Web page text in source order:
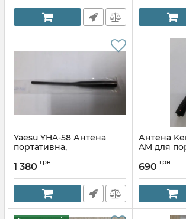
Yaesu YHA-58 Антена
портативна,
Артикул:
1 380 грн
Антена
AM для
Артикул:
690 грн